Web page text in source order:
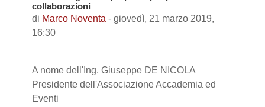
collaborazioni
di Marco Noventa - giovedì, 21 marzo 2019,
16:30
A nome dell'Ing. Giuseppe DE NICOLA
Presidente dell'Associazione Accademia ed
Eventi